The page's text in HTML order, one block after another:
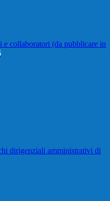
e collaboratori (da pubblicare in
dirigenziali amministrativi di